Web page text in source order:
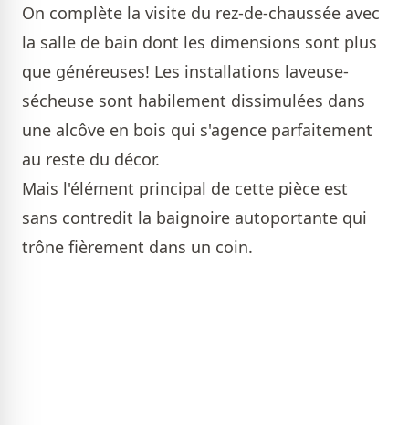
On complète la visite du rez-de-chaussée avec
la salle de bain dont les dimensions sont plus
que généreuses! Les installations laveuse-
sécheuse sont habilement dissimulées dans
une alcôve en bois qui s'agence parfaitement
au reste du décor.
Mais l'élément principal de cette pièce est
sans contredit la baignoire autoportante qui
trône fièrement dans un coin.